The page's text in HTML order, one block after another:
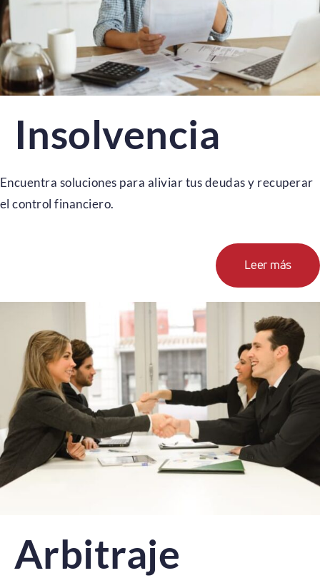
Insolvencia
Encuentra soluciones para aliviar tus deudas y recuperar
el control financiero.
Leer más
Arbitraje